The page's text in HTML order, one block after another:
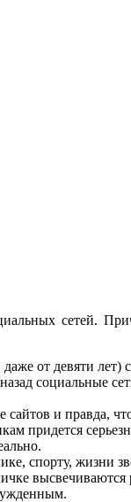
сетей.
от девяти лет)
социальные
сайтов и правда,
придется
спорту, жизни